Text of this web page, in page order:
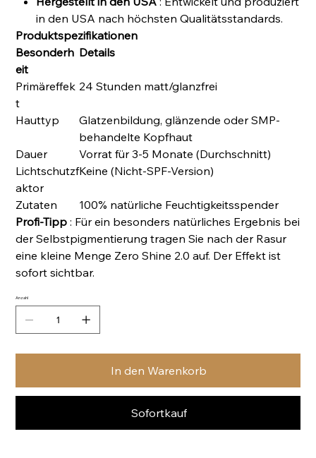
in den USA nach höchsten Qualitätsstandards.
Produktspezifikationen
Besonderh
eit
Details
Primäreffek
t
24 Stunden matt/glanzfrei
Hauttyp
Glatzenbildung, glänzende oder SMP-
behandelte Kopfhaut
Dauer
Vorrat für 3-5 Monate (Durchschnitt)
Lichtschutzf
aktor
Keine (Nicht-SPF-Version)
Zutaten
100% natürliche Feuchtigkeitsspender
Profi-Tipp : Für ein besonders natürliches Ergebnis bei
der Selbstpigmentierung tragen Sie nach der Rasur
eine kleine Menge Zero Shine 2.0 auf. Der Effekt ist
sofort sichtbar.
Anzahl
In den Warenkorb
Sofortkauf